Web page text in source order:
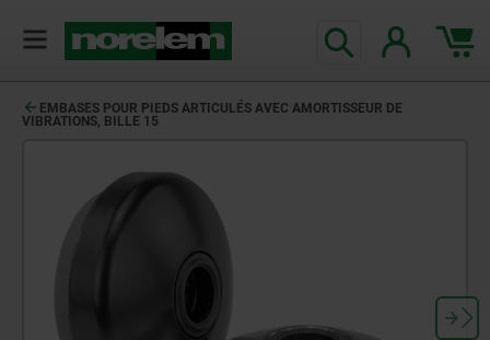
EMBASES POUR PIEDS ARTICULÉS AVEC AMORTISSEUR DE
VIBRATIONS, BILLE 15